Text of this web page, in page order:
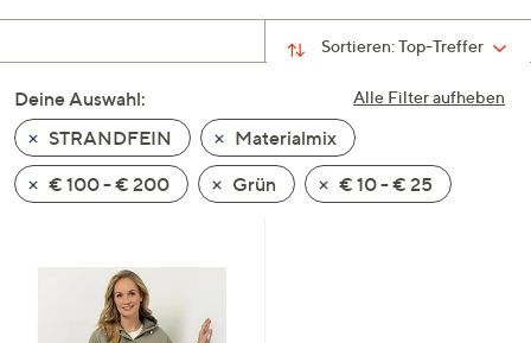
nach
und
nach
unten
oder
wischen
Sortieren:Top-Treffer
Alle Filter aufheben
Deine Auswahl:
STRANDFEIN
Materialmix
€ 100 - € 200
Grün € 10 - € 25